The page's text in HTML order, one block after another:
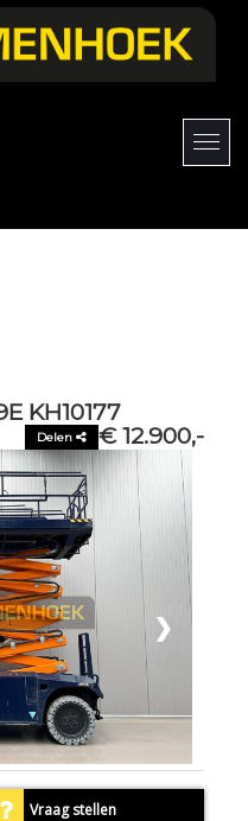
KH10177
€ 12.900,-
Delen
❯
Vraag stellen